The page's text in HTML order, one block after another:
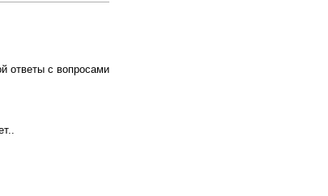
ответы с вопросами